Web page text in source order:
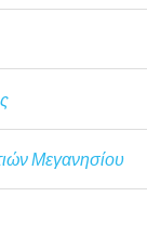
Μεγανησίου